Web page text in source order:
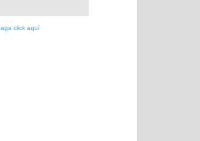
click aquí